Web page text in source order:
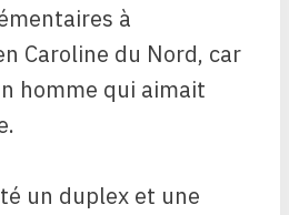
à
Caroline du Nord, car
homme qui aimait
un duplex et une